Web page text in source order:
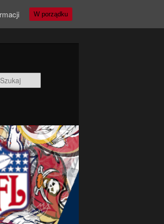
W porządku